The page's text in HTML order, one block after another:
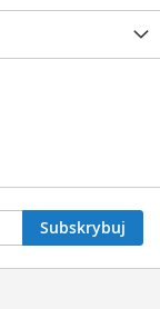
Subskrybuj